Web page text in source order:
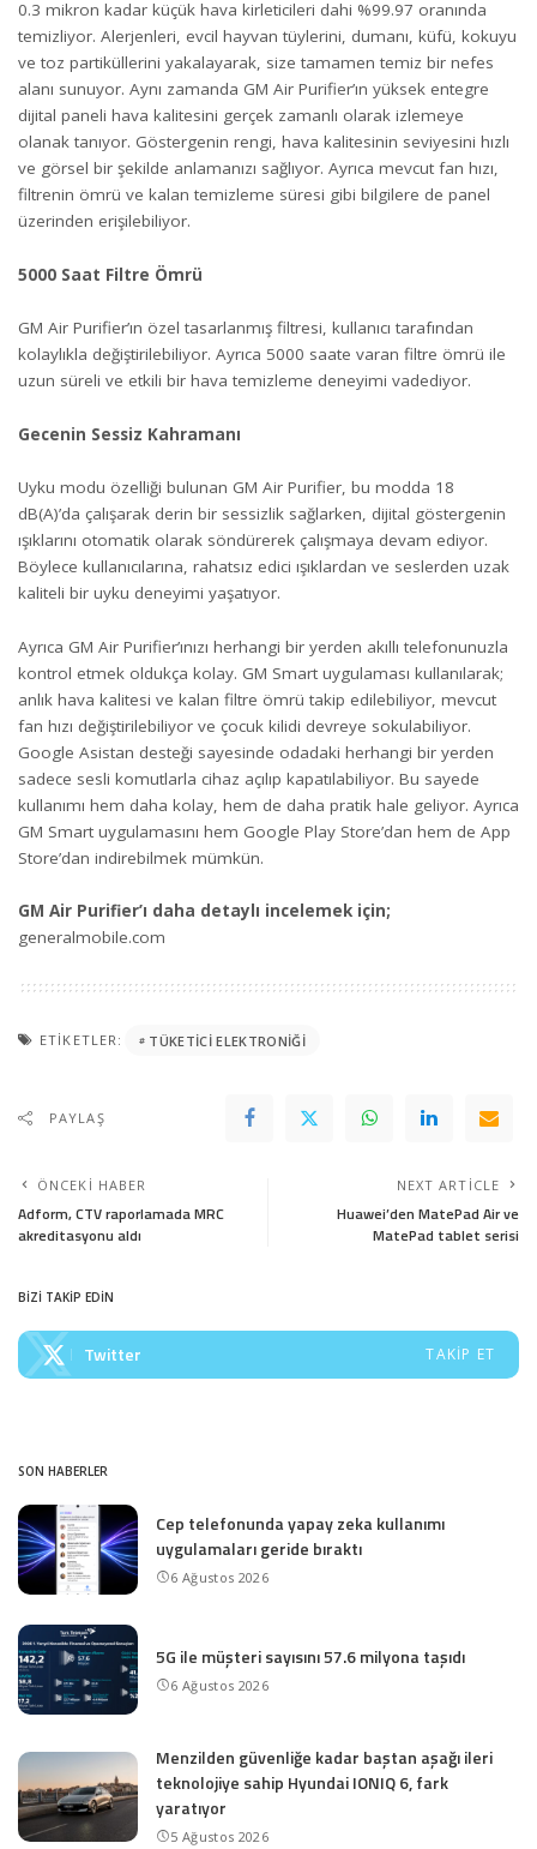
0.3 mikron kadar küçük hava kirleticileri dahi %99.97 oranında
temizliyor. Alerjenleri, evcil hayvan tüylerini, dumanı, küfü, kokuyu
ve toz partiküllerini yakalayarak, size tamamen temiz bir nefes
alanı sunuyor. Aynı zamanda GM Air Purifier’ın yüksek entegre
dijital paneli hava kalitesini gerçek zamanlı olarak izlemeye
olanak tanıyor. Göstergenin rengi, hava kalitesinin seviyesini hızlı
ve görsel bir şekilde anlamanızı sağlıyor. Ayrıca mevcut fan hızı,
filtrenin ömrü ve kalan temizleme süresi gibi bilgilere de panel
üzerinden erişilebiliyor.
5000 Saat Filtre Ömrü
GM Air Purifier’ın özel tasarlanmış filtresi, kullanıcı tarafından
kolaylıkla değiştirilebiliyor. Ayrıca 5000 saate varan filtre ömrü ile
uzun süreli ve etkili bir hava temizleme deneyimi vadediyor.
Gecenin Sessiz Kahramanı
Uyku modu özelliği bulunan GM Air Purifier, bu modda 18
dB(A)’da çalışarak derin bir sessizlik sağlarken, dijital göstergenin
ışıklarını otomatik olarak söndürerek çalışmaya devam ediyor.
Böylece kullanıcılarına, rahatsız edici ışıklardan ve seslerden uzak
kaliteli bir uyku deneyimi yaşatıyor.
Ayrıca GM Air Purifier’ınızı herhangi bir yerden akıllı telefonunuzla
kontrol etmek oldukça kolay. GM Smart uygulaması kullanılarak;
anlık hava kalitesi ve kalan filtre ömrü takip edilebiliyor, mevcut
fan hızı değiştirilebiliyor ve çocuk kilidi devreye sokulabiliyor.
Google Asistan desteği sayesinde odadaki herhangi bir yerden
sadece sesli komutlarla cihaz açılıp kapatılabiliyor. Bu sayede
kullanımı hem daha kolay, hem de daha pratik hale geliyor. Ayrıca
GM Smart uygulamasını hem Google Play Store’dan hem de App
Store’dan indirebilmek mümkün.
GM Air Purifier’ı daha detaylı incelemek için;
generalmobile.com
ETIKETLER: TÜKETICI ELEKTRONIĞI
PAYLAŞ
ÖNCEKI HABER
Adform, CTV raporlamada MRC
akreditasyonu aldı
NEXT ARTICLE
Huawei’den MatePad Air ve
MatePad tablet serisi
BİZİ TAKİP EDİN
Twitter TAKIP ET
SON HABERLER
Cep telefonunda yapay zeka kullanımı
uygulamaları geride bıraktı
6 Ağustos 2026
5G ile müşteri sayısını 57.6 milyona taşıdı
6 Ağustos 2026
Menzilden güvenliğe kadar baştan aşağı ileri
teknolojiye sahip Hyundai IONIQ 6, fark
yaratıyor
5 Ağustos 2026